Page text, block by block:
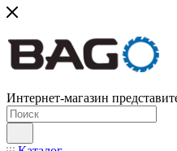
Интернет-магазин